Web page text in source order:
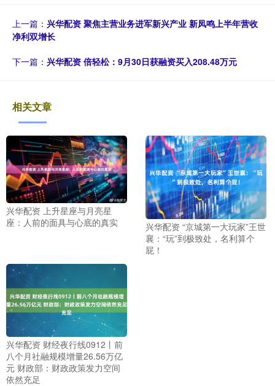
上一篇： 兴华配资 聚焦主营业务进军新兴产业 新凤鸣上半年营收
净利双增长
下一篇： 兴华配资 倍轻松：9月30日获融资买入208.48万元
相关文章
兴华配资 上升星座与月亮星
座：人前的面具与心底的真实
兴华配资 “京城第一大玩家”王世
襄：“玩”到极致处，名利算个
屁！
兴华配资 财经夜行线0912丨前
八个月社融规模增量26.56万亿
元 财政部：财政政策发力空间
依然充足